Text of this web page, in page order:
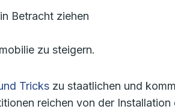
Betracht ziehen
zu steigern.
Tricks zu staatlichen und
reichen von der